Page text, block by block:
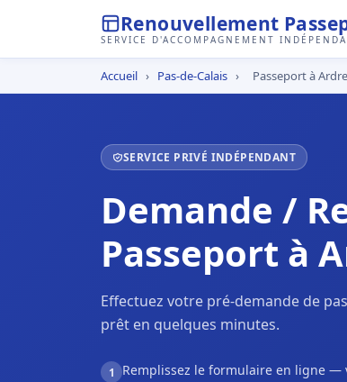
Renouvellement
SERVICE D'ACCOMPAGNEMENT
Accueil › Pas-de-Calais › Passeport à
SERVICE PRIVÉ INDÉPENDANT
Demande /
Passeport à
Effectuez votre pré-demande de
prêt en quelques minutes.
1 Remplissez le formulaire en ligne —